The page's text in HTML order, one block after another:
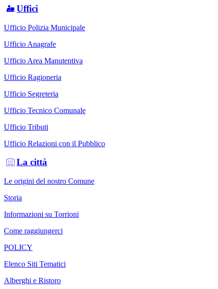
Uffici
Ufficio Polizia Municipale
Ufficio Anagrafe
Ufficio Area Manutentiva
Ufficio Ragioneria
Ufficio Segreteria
Ufficio Tecnico Comunale
Ufficio Tributi
Ufficio Relazioni con il Pubblico
La città
Le origini del nostro Comune
Storia
Informazioni su Torrioni
Come raggiungerci
POLICY
Elenco Siti Tematici
Alberghi e Ristoro